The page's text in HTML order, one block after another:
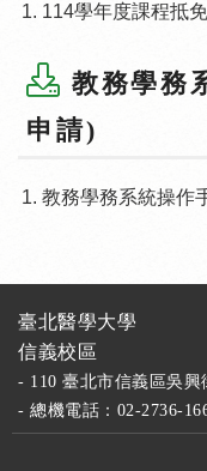
114學年度課程抵
教務學務
申請)
教務學務系統操作
臺北醫學大學
信義校區
- 110 臺北市信義區吳興
- 總機電話：02-2736-